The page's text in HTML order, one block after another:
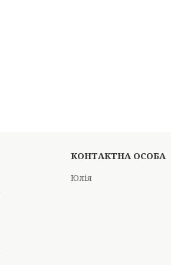
Юлія